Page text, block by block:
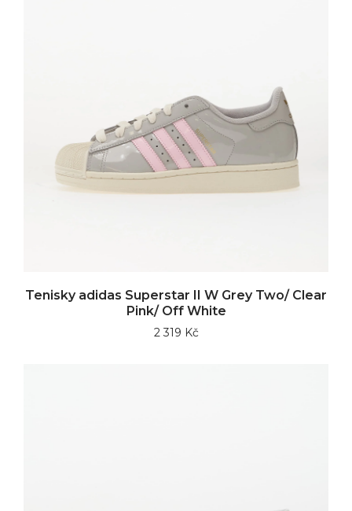
Tenisky adidas Superstar II W Grey Two/ Clear
Pink/ Off White
2 319 Kč